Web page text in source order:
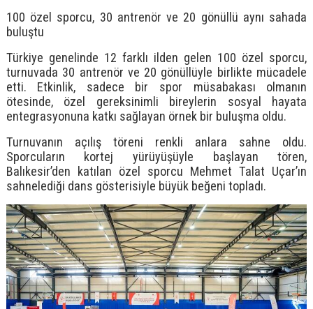
100 özel sporcu, 30 antrenör ve 20 gönüllü aynı sahada
buluştu
Türkiye genelinde 12 farklı ilden gelen 100 özel sporcu,
turnuvada 30 antrenör ve 20 gönüllüyle birlikte mücadele
etti. Etkinlik, sadece bir spor müsabakası olmanın
ötesinde, özel gereksinimli bireylerin sosyal hayata
entegrasyonuna katkı sağlayan örnek bir buluşma oldu.
Turnuvanın açılış töreni renkli anlara sahne oldu.
Sporcuların kortej yürüyüşüyle başlayan tören,
Balıkesir’den katılan özel sporcu Mehmet Talat Uçar’ın
sahnelediği dans gösterisiyle büyük beğeni topladı.